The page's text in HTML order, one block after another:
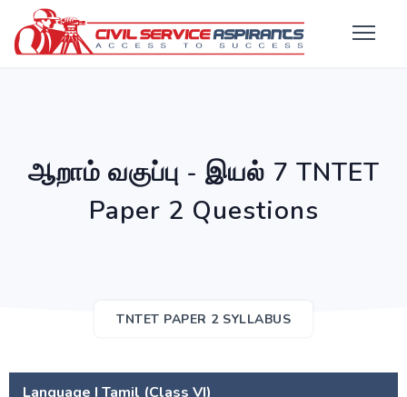
ஆறாம் வகுப்பு - இயல் 7 TNTET
Paper 2 Questions
TNTET PAPER 2 SYLLABUS
Language I Tamil (Class VI)